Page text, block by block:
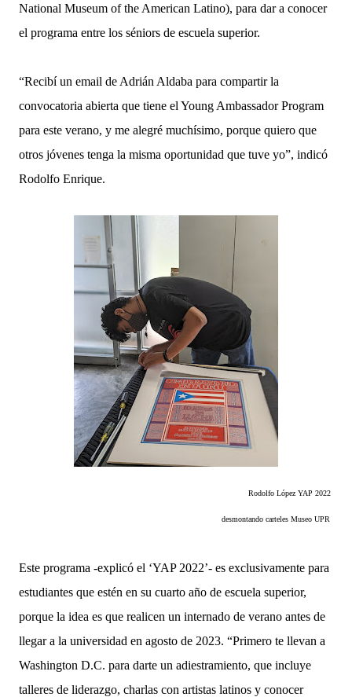
National Museum of the American Latino), para dar a conocer
el programa entre los séniors de escuela superior.
“Recibí un email de Adrián Aldaba para compartir la
convocatoria abierta que tiene el Young Ambassador Program
para este verano, y me alegré muchísimo, porque quiero que
otros jóvenes tenga la misma oportunidad que tuve yo”, indicó
Rodolfo Enrique.
Rodolfo López YAP 2022
desmontando carteles Museo UPR
Este programa -explicó el ‘YAP 2022’- es exclusivamente para
estudiantes que estén en su cuarto año de escuela superior,
porque la idea es que realicen un internado de verano antes de
llegar a la universidad en agosto de 2023. “Primero te llevan a
Washington D.C. para darte un adiestramiento, que incluye
talleres de liderazgo, charlas con artistas latinos y conocer